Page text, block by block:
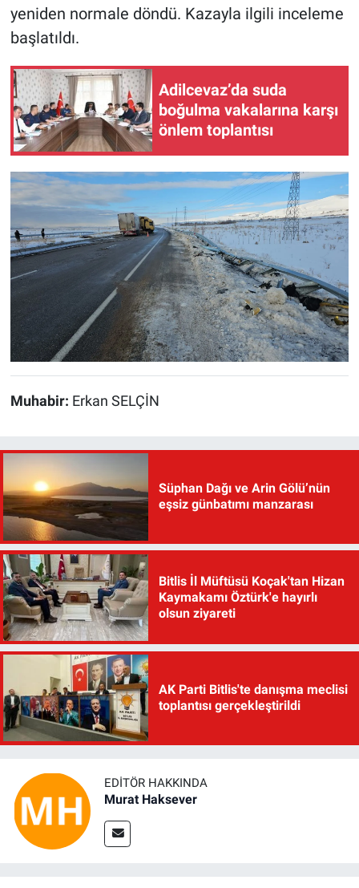
yeniden normale döndü. Kazayla ilgili inceleme
başlatıldı.
Adilcevaz’da suda
boğulma vakalarına karşı
önlem toplantısı
Muhabir: Erkan SELÇİN
Süphan Dağı ve Arin Gölü’nün
eşsiz günbatımı manzarası
Bitlis İl Müftüsü Koçak'tan Hizan
Kaymakamı Öztürk'e hayırlı
olsun ziyareti
AK Parti Bitlis'te danışma meclisi
toplantısı gerçekleştirildi
EDITÖR HAKKINDA
Murat Haksever